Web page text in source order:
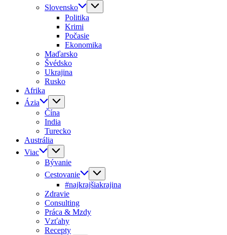
Slovensko
Politika
Krimi
Počasie
Ekonomika
Maďarsko
Švédsko
Ukrajina
Rusko
Afrika
Ázia
Čína
India
Turecko
Austrália
Viac
Bývanie
Cestovanie
#najkrajšiakrajina
Zdravie
Consulting
Práca & Mzdy
Vzťahy
Recepty